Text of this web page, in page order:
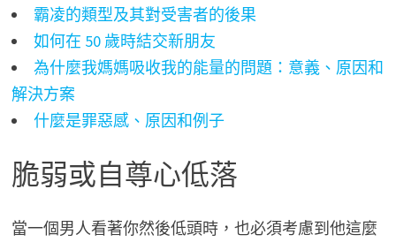
霸凌的類型及其對受害者的後果
如何在 50 歲時結交新朋友
為什麼我媽媽吸收我的能量的問題：意義、原因和
解決方案
什麼是罪惡感、原因和例子
脆弱或自尊心低落
當一個男人看著你然後低頭時，也必須考慮到他這麼